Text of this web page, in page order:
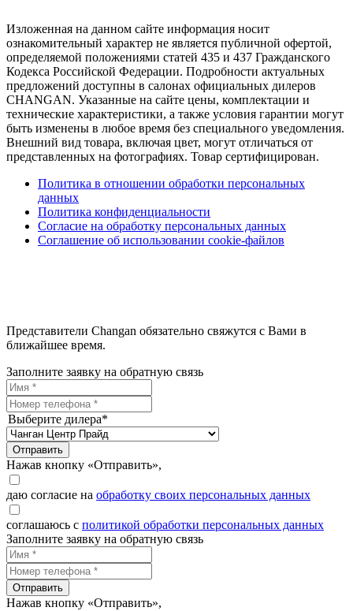
Изложенная на данном сайте информация носит
ознакомительный характер не является публичной офертой,
определяемой положениями статей 435 и 437 Гражданского
Кодекса Российской Федерации. Подробности актуальных
предложений доступны в салонах официальных дилеров
CHANGAN. Указанные на сайте цены, комплектации и
технические характеристики, а также условия гарантии могут
быть изменены в любое время без специального уведомления.
Внешний вид товара, включая цвет, могут отличаться от
представленных на фотографиях. Товар сертифицирован.
Политика в отношении обработки персональных
данных
Политика конфиденциальности
Согласие на обработку персональных данных
Соглашение об использовании cookie-файлов
Представители Changan обязательно свяжутся с Вами в
ближайшее время.
Заполните заявку на обратную связь
Выберите дилера*
Отправить
Нажав кнопку «Отправить»,
даю согласие на обработку своих персональных данных
соглашаюсь с политикой обработки персональных данных
Заполните заявку на обратную связь
Отправить
Нажав кнопку «Отправить»,